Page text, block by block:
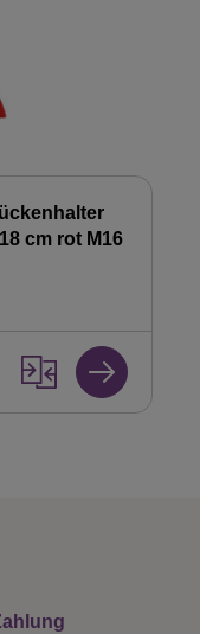
cm rot M16